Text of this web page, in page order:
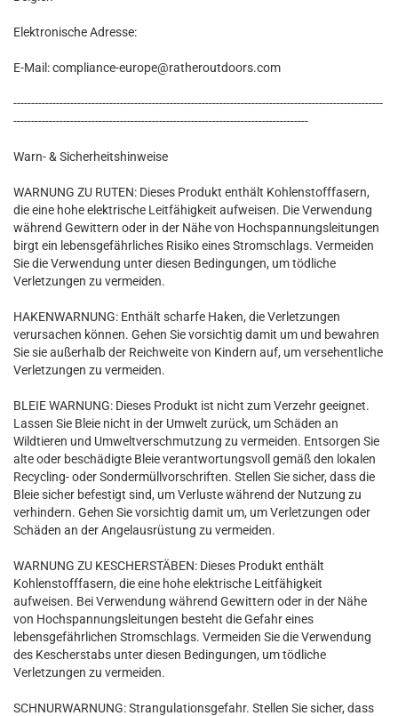
Elektronische Adresse:
E-Mail: compliance-europe@ratheroutdoors.com
--------------------------------------------------------------------------------------------------------
-----------------------------------------------------------------------------------
Warn- & Sicherheitshinweise
WARNUNG ZU RUTEN: Dieses Produkt enthält Kohlenstofffasern,
die eine hohe elektrische Leitfähigkeit aufweisen. Die Verwendung
während Gewittern oder in der Nähe von Hochspannungsleitungen
birgt ein lebensgefährliches Risiko eines Stromschlags. Vermeiden
Sie die Verwendung unter diesen Bedingungen, um tödliche
Verletzungen zu vermeiden.
HAKENWARNUNG: Enthält scharfe Haken, die Verletzungen
verursachen können. Gehen Sie vorsichtig damit um und bewahren
Sie sie außerhalb der Reichweite von Kindern auf, um versehentliche
Verletzungen zu vermeiden.
BLEIE WARNUNG: Dieses Produkt ist nicht zum Verzehr geeignet.
Lassen Sie Bleie nicht in der Umwelt zurück, um Schäden an
Wildtieren und Umweltverschmutzung zu vermeiden. Entsorgen Sie
alte oder beschädigte Bleie verantwortungsvoll gemäß den lokalen
Recycling- oder Sondermüllvorschriften. Stellen Sie sicher, dass die
Bleie sicher befestigt sind, um Verluste während der Nutzung zu
verhindern. Gehen Sie vorsichtig damit um, um Verletzungen oder
Schäden an der Angelausrüstung zu vermeiden.
WARNUNG ZU KESCHERSTÄBEN: Dieses Produkt enthält
Kohlenstofffasern, die eine hohe elektrische Leitfähigkeit
aufweisen. Bei Verwendung während Gewittern oder in der Nähe
von Hochspannungsleitungen besteht die Gefahr eines
lebensgefährlichen Stromschlags. Vermeiden Sie die Verwendung
des Kescherstabs unter diesen Bedingungen, um tödliche
Verletzungen zu vermeiden.
SCHNURWARNUNG: Strangulationsgefahr. Stellen Sie sicher, dass